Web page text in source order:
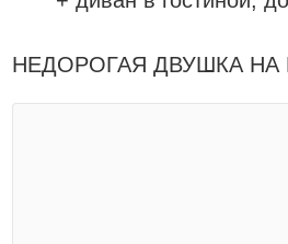
НЕДОРОГАЯ ДВУШКА